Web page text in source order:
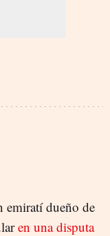
emiratí dueño de
en una disputa